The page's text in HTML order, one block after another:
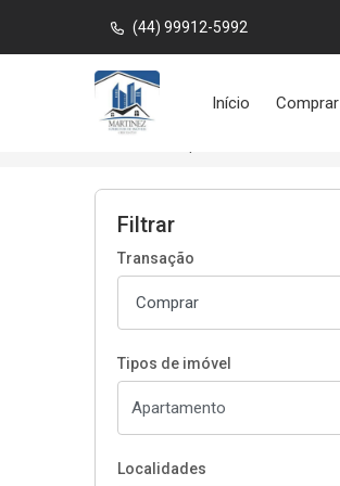
(44) 99912-5992
Página inicial
Início Comprar
Filtrar
Transação
Tipos de imóvel
Localidades